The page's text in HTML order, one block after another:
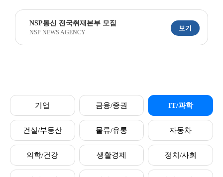
NSP통신 전국취재본부 모집
NSP NEWS AGENCY
보기
기업 금융/증권 IT/과학
건설/부동산 물류/유통 자동차
의학/건강 생활경제 정치/사회